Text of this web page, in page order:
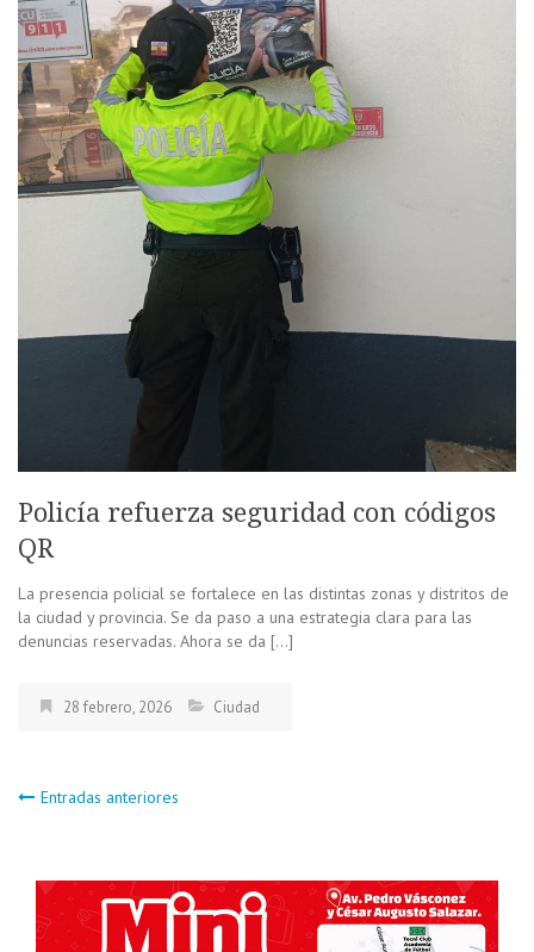
Policía refuerza seguridad con códigos
QR
La presencia policial se fortalece en las distintas zonas y distritos de
la ciudad y provincia. Se da paso a una estrategia clara para las
denuncias reservadas. Ahora se da […]
28 febrero, 2026 Ciudad
Navegación
de
entradas
Entradas anteriores